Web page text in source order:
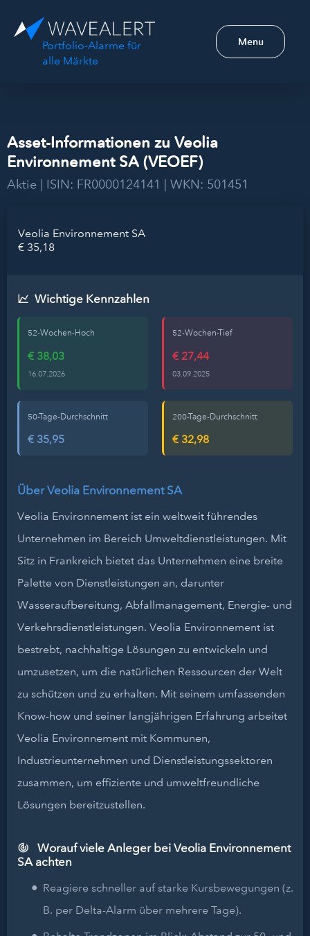
Portfolio-Alarme für
alle Märkte
Menu
Asset-Informationen zu Veolia
Environnement SA (VEOEF)
Aktie | ISIN: FR0000124141 | WKN: 501451
Veolia Environnement SA
€ 35,18
Wichtige Kennzahlen
52-Wochen-Hoch
€ 38,03
16.07.2026
52-Wochen-Tief
€ 27,44
03.09.2025
50-Tage-Durchschnitt
€ 35,95
200-Tage-Durchschnitt
€ 32,98
Über Veolia Environnement SA
Veolia Environnement ist ein weltweit führendes
Unternehmen im Bereich Umweltdienstleistungen. Mit
Sitz in Frankreich bietet das Unternehmen eine breite
Palette von Dienstleistungen an, darunter
Wasseraufbereitung, Abfallmanagement, Energie- und
Verkehrsdienstleistungen. Veolia Environnement ist
bestrebt, nachhaltige Lösungen zu entwickeln und
umzusetzen, um die natürlichen Ressourcen der Welt
zu schützen und zu erhalten. Mit seinem umfassenden
Know-how und seiner langjährigen Erfahrung arbeitet
Veolia Environnement mit Kommunen,
Industrieunternehmen und Dienstleistungssektoren
zusammen, um effiziente und umweltfreundliche
Lösungen bereitzustellen.
Worauf viele Anleger bei Veolia Environnement
SA achten
Reagiere schneller auf starke Kursbewegungen (z.
B. per Delta-Alarm über mehrere Tage).